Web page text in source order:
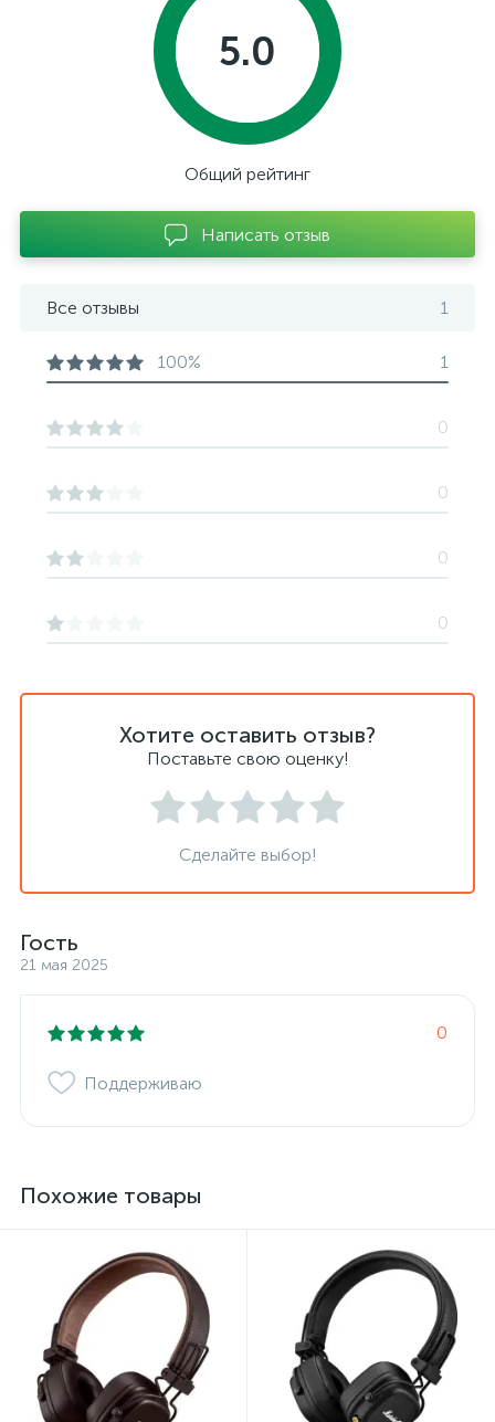
Хотите оставить отзыв?
Поставьте свою оценку!
Сделайте выбор!
Гость
21 мая 2025
0
Поддерживаю
5.0
Общий рейтинг
Написать отзыв
Все отзывы 1
100% 1
0
0
0
0
Похожие товары